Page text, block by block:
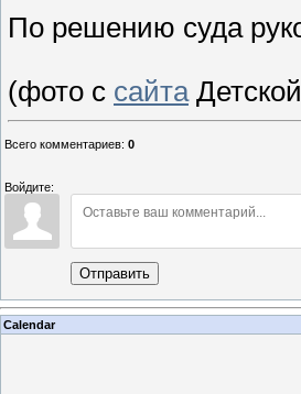
По решению суда
(фото с сайта
Всего комментариев: 0
Войдите:
Отправить
Calendar